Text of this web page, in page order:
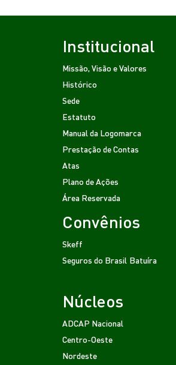
Institucional
Missão, Visão e Valores
Histórico
Sede
Estatuto
Manual da Logomarca
Prestação de Contas
Atas
Plano de Ações
Área Reservada
Convênios
Skeff
Seguros do Brasil Batuíra
Núcleos
ADCAP Nacional
Centro-Oeste
Nordeste